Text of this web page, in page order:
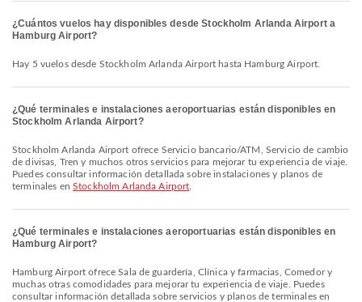
¿Cuántos vuelos hay disponibles desde Stockholm Arlanda Airport a
Hamburg Airport?
Hay 5 vuelos desde Stockholm Arlanda Airport hasta Hamburg Airport.
¿Qué terminales e instalaciones aeroportuarias están disponibles en
Stockholm Arlanda Airport?
Stockholm Arlanda Airport ofrece Servicio bancario/ATM, Servicio de cambio
de divisas, Tren y muchos otros servicios para mejorar tu experiencia de viaje.
Puedes consultar información detallada sobre instalaciones y planos de
terminales en Stockholm Arlanda Airport
¿Qué terminales e instalaciones aeroportuarias están disponibles en
Hamburg Airport?
Hamburg Airport ofrece Sala de guardería, Clínica y farmacias, Comedor y
muchas otras comodidades para mejorar tu experiencia de viaje. Puedes
consultar información detallada sobre servicios y planos de terminales en